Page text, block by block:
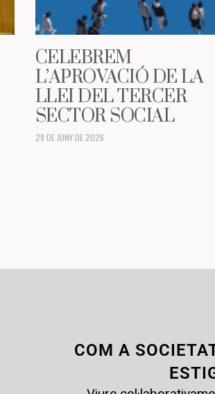
CELEBREM
L’APROVACIÓ DE LA
LLEI DEL TERCER
SECTOR SOCIAL
29 DE JUNY DE 2026
COM A